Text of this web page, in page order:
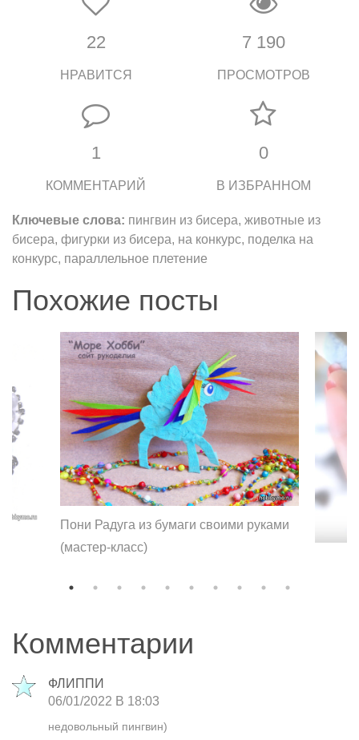
22
НРАВИТСЯ
7 190
ПРОСМОТРОВ
1
КОММЕНТАРИЙ
0
В ИЗБРАННОМ
Ключевые слова: пингвин из бисера, животные из
бисера, фигурки из бисера, на конкурс, поделка на
конкурс, параллельное плетение
Похожие посты
Пони Радуга из бумаги своими руками
(мастер-класс)
Комментарии
ФЛИППИ
06/01/2022 В 18:03
недовольный пингвин)